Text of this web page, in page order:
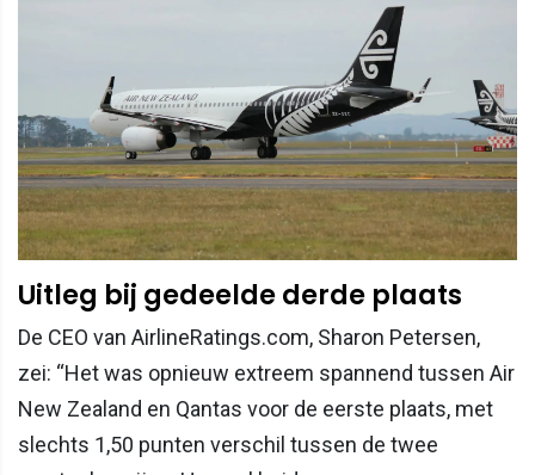
Uitleg bij gedeelde derde plaats
De CEO van AirlineRatings.com, Sharon Petersen,
zei: “Het was opnieuw extreem spannend tussen Air
New Zealand en Qantas voor de eerste plaats, met
slechts 1,50 punten verschil tussen de twee